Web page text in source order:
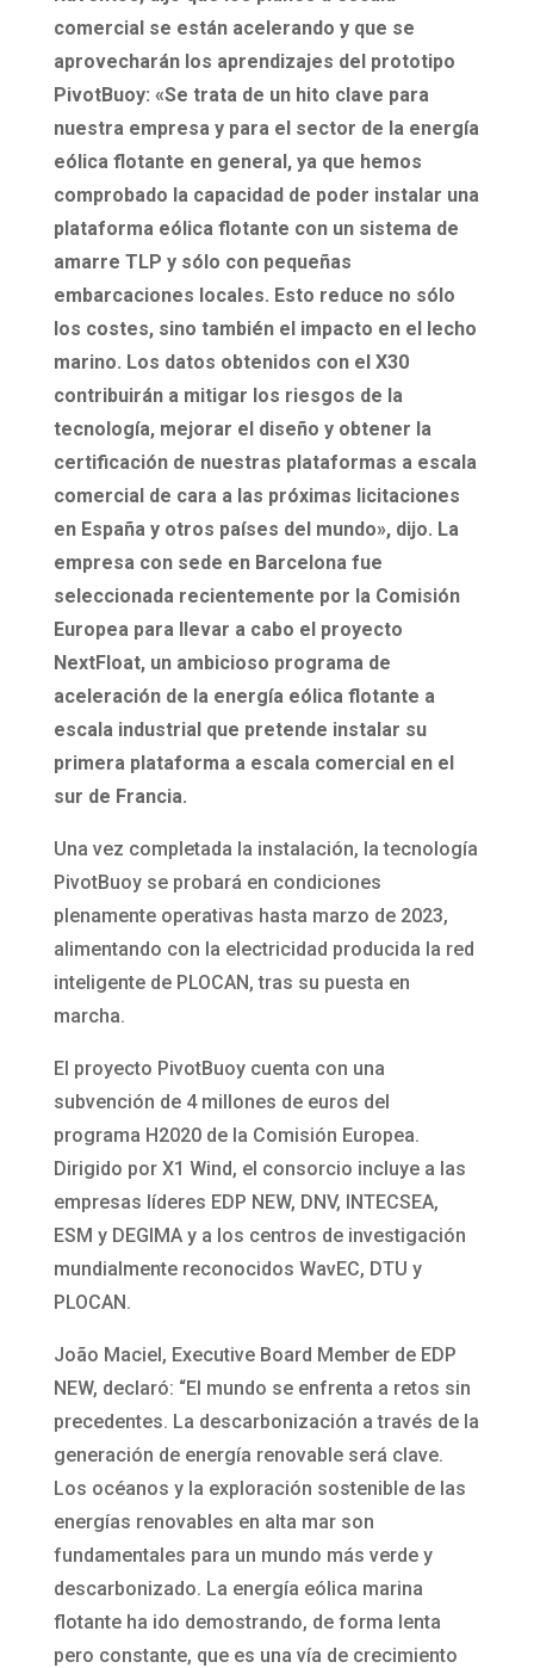
comercial se están acelerando y que se
aprovecharán los aprendizajes del prototipo
PivotBuoy: «Se trata de un hito clave para
nuestra empresa y para el sector de la energía
eólica flotante en general, ya que hemos
comprobado la capacidad de poder instalar una
plataforma eólica flotante con un sistema de
amarre TLP y sólo con pequeñas
embarcaciones locales. Esto reduce no sólo
los costes, sino también el impacto en el lecho
marino. Los datos obtenidos con el X30
contribuirán a mitigar los riesgos de la
tecnología, mejorar el diseño y obtener la
certificación de nuestras plataformas a escala
comercial de cara a las próximas licitaciones
en España y otros países del mundo», dijo. La
empresa con sede en Barcelona fue
seleccionada recientemente por la Comisión
Europea para llevar a cabo el proyecto
NextFloat, un ambicioso programa de
aceleración de la energía eólica flotante a
escala industrial que pretende instalar su
primera plataforma a escala comercial en el
sur de Francia.
Una vez completada la instalación, la tecnología
PivotBuoy se probará en condiciones
plenamente operativas hasta marzo de 2023,
alimentando con la electricidad producida la red
inteligente de PLOCAN, tras su puesta en
marcha.
El proyecto PivotBuoy cuenta con una
subvención de 4 millones de euros del
programa H2020 de la Comisión Europea.
Dirigido por X1 Wind, el consorcio incluye a las
empresas líderes EDP NEW, DNV, INTECSEA,
ESM y DEGIMA y a los centros de investigación
mundialmente reconocidos WavEC, DTU y
PLOCAN.
João Maciel, Executive Board Member de EDP
NEW, declaró: “El mundo se enfrenta a retos sin
precedentes. La descarbonización a través de la
generación de energía renovable será clave.
Los océanos y la exploración sostenible de las
energías renovables en alta mar son
fundamentales para un mundo más verde y
descarbonizado. La energía eólica marina
flotante ha ido demostrando, de forma lenta
pero constante, que es una vía de crecimiento